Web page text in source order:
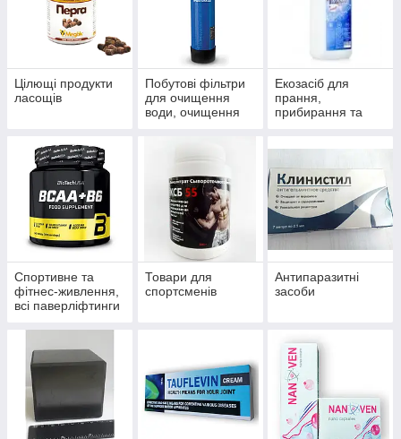
Цілющі продукти
ласощів
Побутові фільтри
для очищення
води, очищення
опалення
Екозасіб для
прання,
прибирання та
Спортивне та
фітнес-живлення,
всі паверліфтинги
тренажери, одяг
Товари для
спортсменів
Антипаразитні
засоби